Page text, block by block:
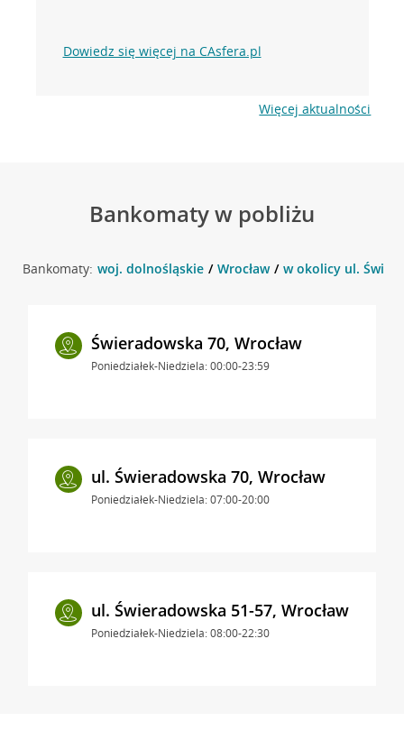
Dowiedz się więcej na CAsfera.pl
Więcej aktualności
Bankomaty w pobliżu
Bankomaty: woj. dolnośląskie Wrocław w okolicy ul.
Świeradowska 70, Wrocław
Poniedziałek-Niedziela: 00:00-23:59
ul. Świeradowska 70, Wrocław
Poniedziałek-Niedziela: 07:00-20:00
ul. Świeradowska 51-57, Wrocław
Poniedziałek-Niedziela: 08:00-22:30